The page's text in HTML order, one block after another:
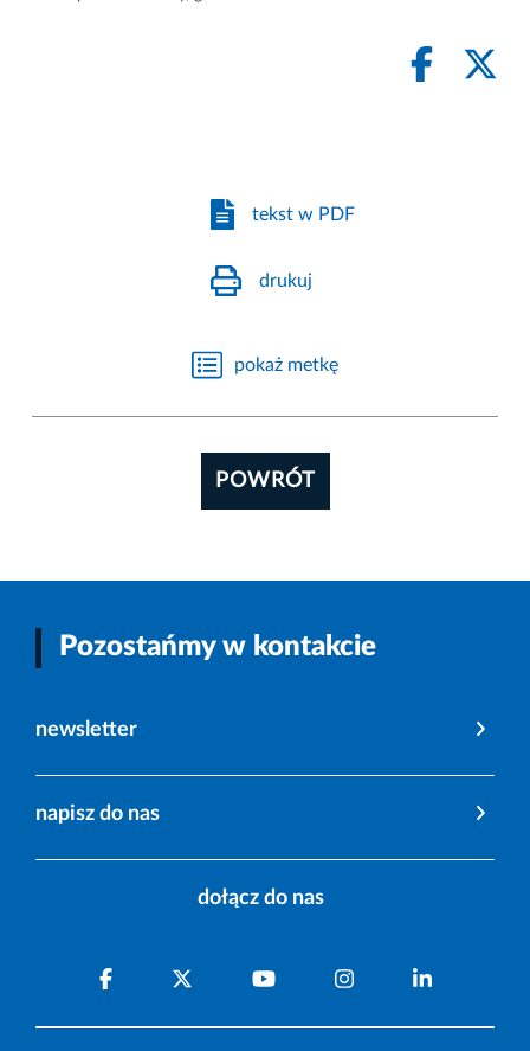
tekst w PDF
drukuj
pokaż metkę
POWRÓT
Pozostańmy w kontakcie
newsletter
napisz do nas
dołącz do nas